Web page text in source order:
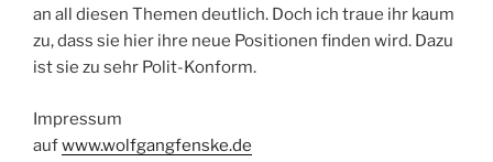
an all diesen Themen deutlich. Doch ich traue ihr kaum
zu, dass sie hier ihre neue Positionen finden wird. Dazu
ist sie zu sehr Polit-Konform.
Impressum
aufwww.wolfgangfenske.de